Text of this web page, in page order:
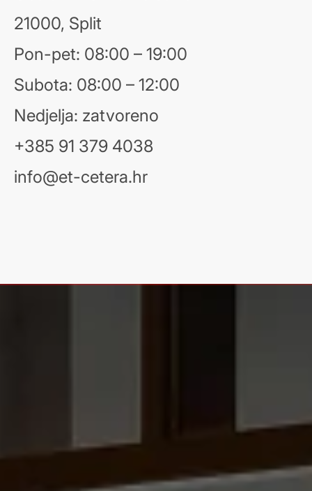
21000, Split
Pon-pet: 08:00 – 19:00
Subota: 08:00 – 12:00
Nedjelja: zatvoreno
+385 91 379 4038
info@et-cetera.hr